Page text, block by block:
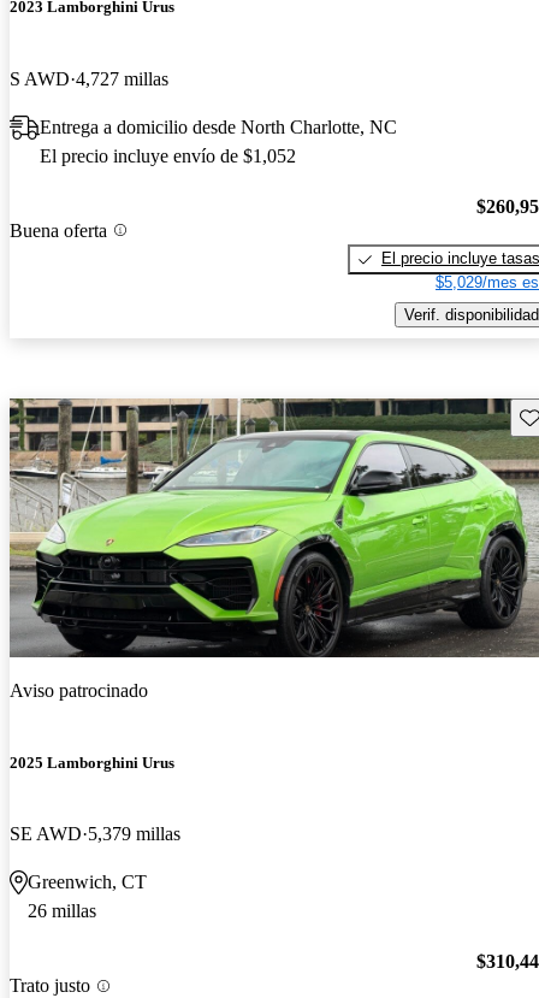
2023 Lamborghini Urus
S AWD 4,727 millas
Entrega a domicilio desde North Charlotte, NC
El precio incluye envío de $1,052
Buena oferta
El precio incluye tasas
$5,029/mes
Verif. disponibilidad
Aviso patrocinado
2025 Lamborghini Urus
SE AWD 5,379 millas
Greenwich, CT
26 millas
Trato justo